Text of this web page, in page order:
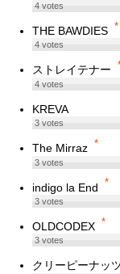
4votes
THE BAWDIES *
4votes
ストレイテナー
4votes
KREVA
3votes
The Mirraz *
3votes
indigo la End *
3votes
OLDCODEX *
3votes
クリーピーナッ